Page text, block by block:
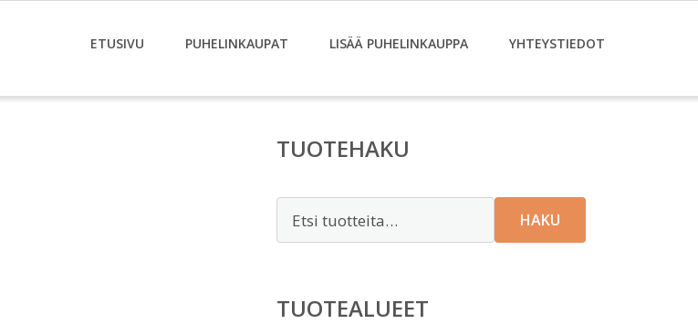
ETUSIVU PUHELINKAUPAT LISÄÄ PUHELINKAUPPA YHTEYSTIEDOT
TUOTEHAKU
HAKU
TUOTEALUEET